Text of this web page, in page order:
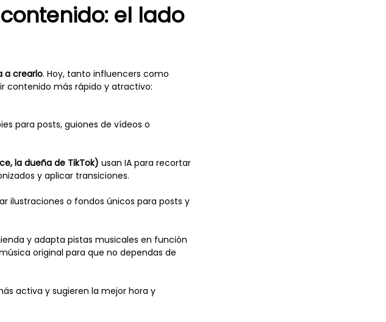
el lado
a crearlo. Hoy, tanto influencers como
contenido más rápido y atractivo:
para posts, guiones de vídeos o
la dueña de TikTok) usan IA para recortar
y aplicar transiciones.
ilustraciones o fondos únicos para posts y
y adapta pistas musicales en función
original para que no dependas de
activa y sugieren la mejor hora y